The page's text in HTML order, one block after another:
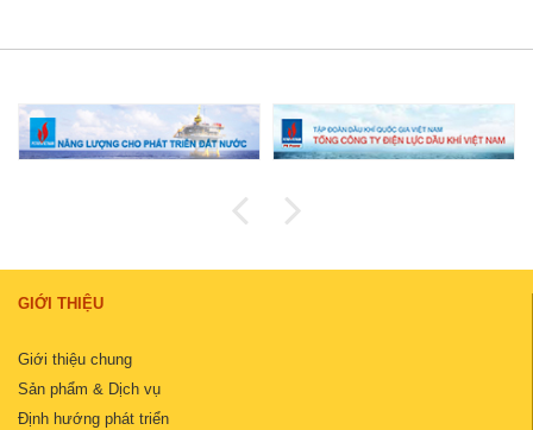
GIỚI THIỆU
Giới thiệu chung
Sản phẩm & Dịch vụ
Định hướng phát triển